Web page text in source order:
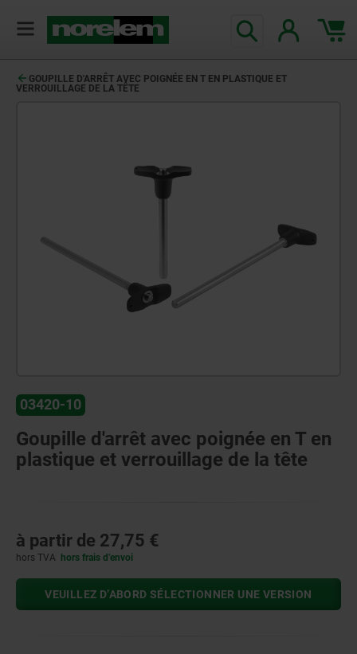
GOUPILLE D'ARRÊT AVEC POIGNÉE EN T EN PLASTIQUE ET
VERROUILLAGE DE LA TÊTE
03420-10
Goupille d'arrêt avec poignée en T en
plastique et verrouillage de la tête
à partir de 27,75 €
hors TVA hors frais d’envoi
VEUILLEZ D’ABORD SÉLECTIONNER UNE VERSION